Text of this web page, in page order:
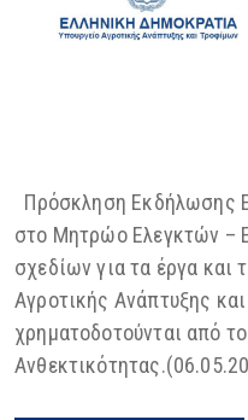
Πρόσκληση Εκδήλωσης
στο Μητρώο Ελεγκτών –
σχεδίων για τα έργα και
Αγροτικής Ανάπτυξης
χρηματοδοτούνται από